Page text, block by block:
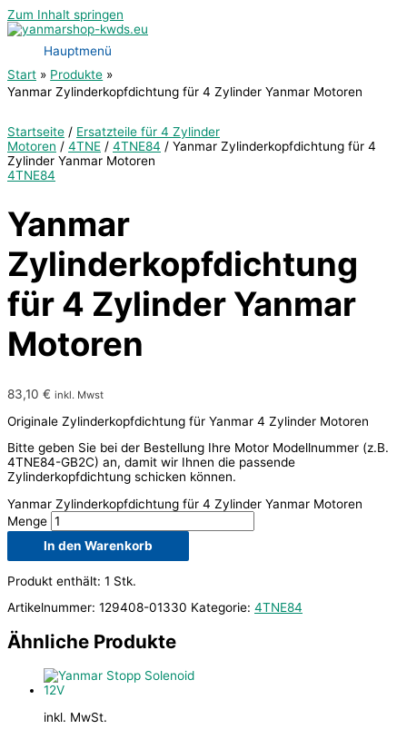
Zum Inhalt springen
Hauptmenü
Start
Produkte
Yanmar Zylinderkopfdichtung für 4 Zylinder Yanmar Motoren
Startseite / Ersatzteile für 4 Zylinder
Motoren / 4TNE / 4TNE84 / Yanmar Zylinderkopfdichtung für 4
Zylinder Yanmar Motoren
4TNE84
Yanmar
Zylinderkopfdichtung
für 4 Zylinder Yanmar
Motoren
83,10 € inkl. Mwst
Originale Zylinderkopfdichtung für Yanmar 4 Zylinder Motoren
Bitte geben Sie bei der Bestellung Ihre Motor Modellnummer (z.B.
4TNE84-GB2C) an, damit wir Ihnen die passende
Zylinderkopfdichtung schicken können.
Yanmar Zylinderkopfdichtung für 4 Zylinder Yanmar Motoren
Menge
In den Warenkorb
Produkt enthält: 1 Stk.
Artikelnummer: 129408-01330 Kategorie: 4TNE84
Ähnliche Produkte
inkl. MwSt.